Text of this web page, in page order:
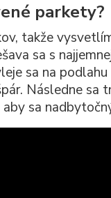
parkety?
takže
sa s
sa na
Následne sa
sa